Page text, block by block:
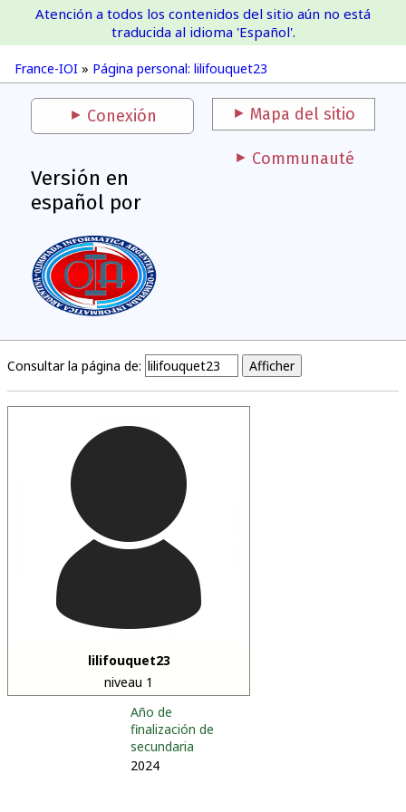
France-IOI
France-IOI » Página personal: lilifouquet23
Atención a todos los contenidos del sitio aún no está
traducida al idioma 'Español'.
Conexión Mapa del sitio
Versión en
español por
Communauté
Consultar la página de:
lilifouquet23
niveau 1
Año de
finalización de
secundaria
2024